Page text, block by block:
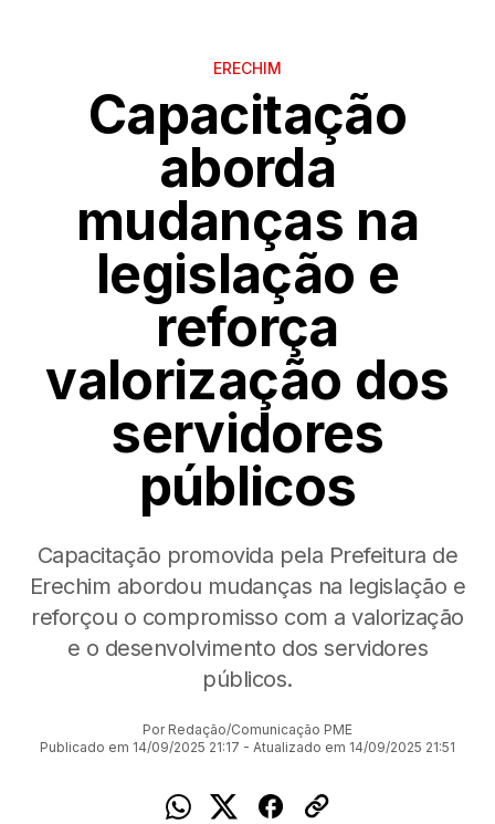
ERECHIM
Capacitação
aborda
mudanças na
legislação e
reforça
valorização dos
servidores
públicos
Capacitação promovida pela Prefeitura de
Erechim abordou mudanças na legislação e
reforçou o compromisso com a valorização
e o desenvolvimento dos servidores
públicos.
Por Redação/Comunicação PME
Publicado em 14/09/2025 21:17 - Atualizado em 14/09/2025 21:51